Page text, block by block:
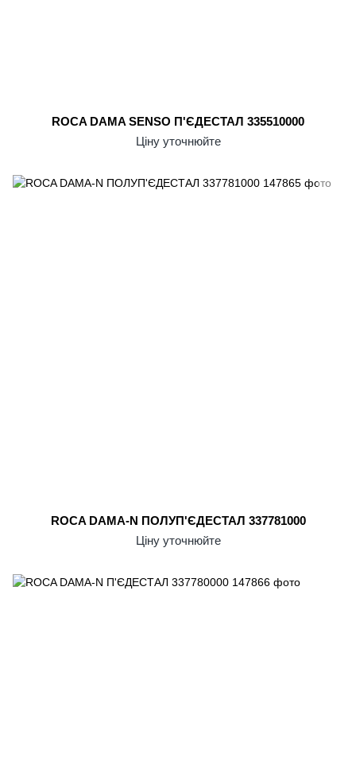
ROCA DAMA SENSO П'ЄДЕСТАЛ 335510000
Ціну уточнюйте
ROCA DAMA-N ПОЛУП'ЄДЕСТАЛ 337781000
Ціну уточнюйте